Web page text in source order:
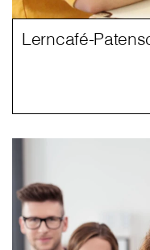
Lerncafé-